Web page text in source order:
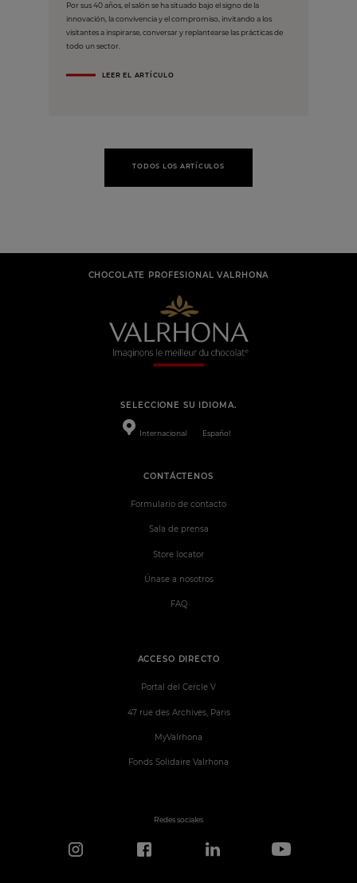
Por sus 40 años, el salón se ha situado bajo el signo de la
innovación, la convivencia y el compromiso, invitando a los
visitantes a inspirarse, conversar y replantearse las prácticas de
todo un sector.
LEER EL ARTÍCULO
TODOS LOS ARTÍCULOS
CHOCOLATE PROFESIONAL VALRHONA
SELECCIONE SU IDIOMA.
Internacional Español
ACCESO DIRECTO
Portal del Cercle V
47 rue des Archives, Paris
MyValrhona
Fonds Solidaire Valrhona
CONTÁCTENOS
Formulario de contacto
Sala de prensa
Store locator
Únase a nosotros
FAQ
Redes sociales